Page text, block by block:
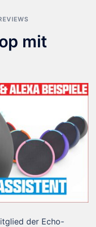
mit
der Echo-